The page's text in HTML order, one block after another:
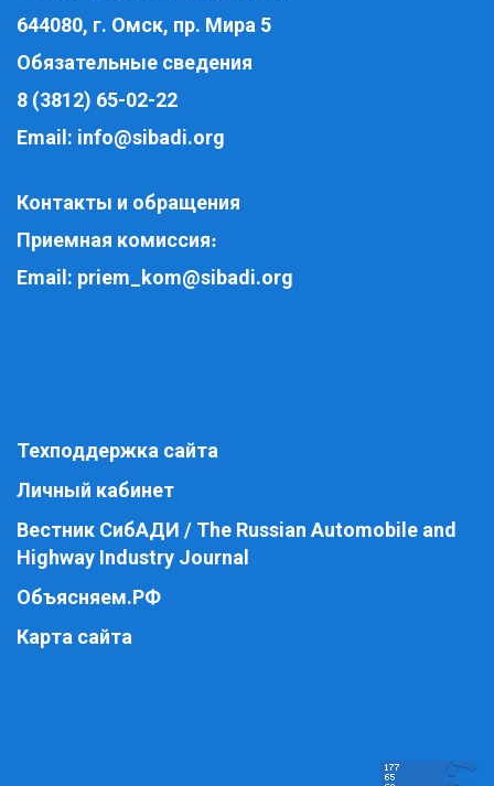
644080, г. Омск, пр. Мира 5
Обязательные сведения
8 (3812) 65-02-22
Email: info@sibadi.org
Контакты и обращения
Приемная комиссия:
Email: priem_kom@sibadi.org
Техподдержка сайта
Личный кабинет
Вестник СибАДИ / The Russian Automobile and
Highway Industry Journal
Объясняем.РФ
Карта сайта